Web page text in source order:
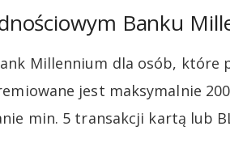
Banku
Millennium dla osób, które
jest maksymalnie 200
min. 5 transakcji kartą lub